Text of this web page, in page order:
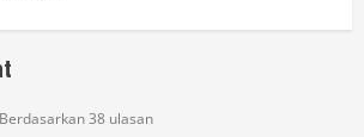
38 ulasan